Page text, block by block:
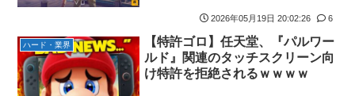
海外「日本なんて行くんじゃなかった…」 日本を知ってしまった
ディズニー信者、帰国後『本家』に失望する事態に
【艦これ】ひみつの通り道 他
LIAR GAME -ライアーゲーム- 第17話 感想：秋山さんの逆転の策
がバレちゃった！
【動画】タイのティパンコーン王子が日本人女性とデートか？
【悲報】『メイドインアビス』主題歌にVTuber起用→また炎上
もう何回目だよ…
【試合実況】西武２軍スタメン 先発:杉山遙希（2026.8.9）
2026年05月19日 20:02:26 6
ハード・業界
【特許ゴロ】任天堂、『パルワー
ルド』関連のタッチスクリーン向
け特許を拒絶されるｗｗｗｗ